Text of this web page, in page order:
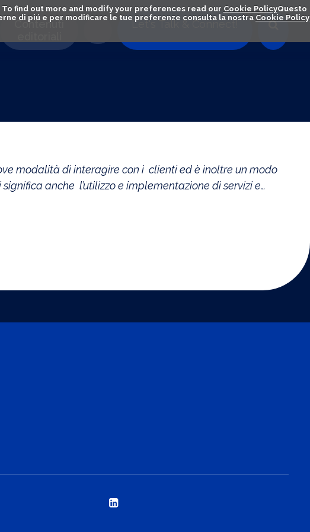
find out more and modify your preferences read our Cookie PolicyQuesto
di piú e per modificare le tue preferenze consulta la nostra Cookie Policy
Let's Talk & Connect!
Contenuti
modalità di interagire con i clienti ed è inoltre un modo
anche l’utilizzo e implementazione di servizi e